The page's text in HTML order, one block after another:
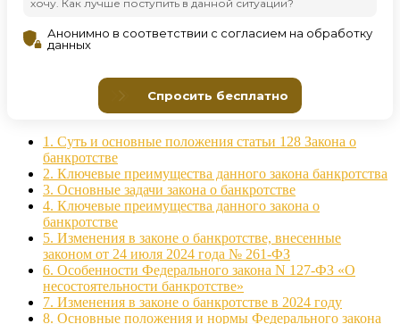
1. Суть и основные положения статьи 128 Закона о
банкротстве
2. Ключевые преимущества данного закона банкротства
3. Основные задачи закона о банкротстве
4. Ключевые преимущества данного закона о
банкротстве
5. Изменения в законе о банкротстве, внесенные
законом от 24 июля 2024 года № 261-ФЗ
6. Особенности Федерального закона N 127-ФЗ «О
несостоятельности банкротстве»
7. Изменения в законе о банкротстве в 2024 году
8. Основные положения и нормы Федерального закона